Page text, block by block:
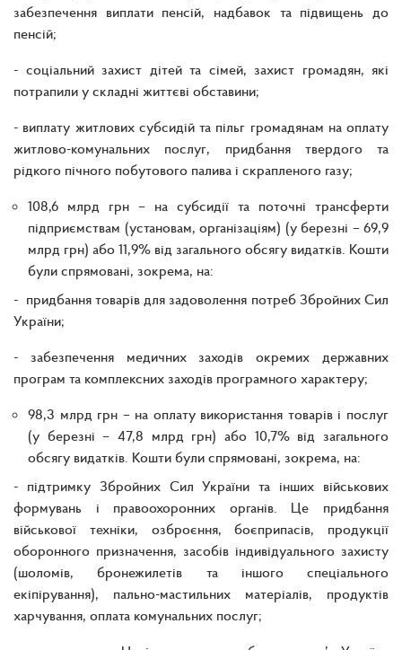
забезпечення виплати пенсій, надбавок та підвищень до
пенсій;
- соціальний захист дітей та сімей, захист громадян, які
потрапили у складні життєві обставини;
- виплату житлових субсидій та пільг громадянам на оплату
житлово-комунальних послуг, придбання твердого та
рідкого пічного побутового палива і скрапленого газу;
108,6 млрд грн – на субсидії та поточні трансферти
підприємствам (установам, організаціям) (у березні – 69,9
млрд грн) або 11,9% від загального обсягу видатків. Кошти
були спрямовані, зокрема, на:
- придбання товарів для задоволення потреб Збройних Сил
України;
- забезпечення медичних заходів окремих державних
програм та комплексних заходів програмного характеру;
98,3 млрд грн – на оплату використання товарів і послуг
(у березні – 47,8 млрд грн) або 10,7% від загального
обсягу видатків. Кошти були спрямовані, зокрема, на:
- підтримку Збройних Сил України та інших військових
формувань і правоохоронних органів. Це придбання
військової техніки, озброєння, боєприпасів, продукції
оборонного призначення, засобів індивідуального захисту
(шоломів, бронежилетів та іншого спеціального
екіпірування), пально-мастильних матеріалів, продуктів
харчування, оплата комунальних послуг;